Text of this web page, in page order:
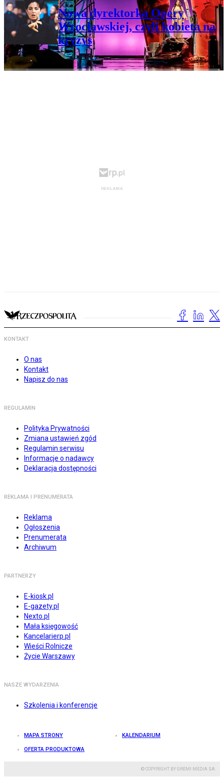
Nowa dyrektorka Opery
Wrocławskiej, czyli kobieta na
kryzys
KONTAKT
O nas
Kontakt
Napisz do nas
REGULAMIN
Polityka Prywatności
Zmiana ustawień zgód
Regulamin serwisu
Informacje o nadawcy
Deklaracja dostępności
REKLAMA I PRENUMERATA
Reklama
Ogłoszenia
Prenumerata
Archiwum
PARTNERZY
E-kiosk.pl
E-gazety.pl
Nexto.pl
Mała księgowość
Kancelarierp.pl
Wieści Rolnicze
Życie Warszawy
NASZE WYDARZENIA
Szkolenia i konferencje
MAPA STRONY KALENDARIUM
OFERTA PRODUKTOWA
© COPYRIGHT BY GREMI MEDIA SA